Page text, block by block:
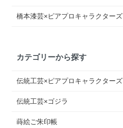
橋本漆芸×ピアプロキャラクターズ
カテゴリーから探す
伝統工芸×ピアプロキャラクターズ
伝統工芸×ゴジラ
蒔絵ご朱印帳